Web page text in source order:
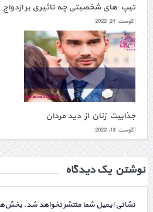
تیپ های شخصیتی چه تاثیری بر ازدواج
آگوست 21, 2022
جذابیت زنان از دید مردان
آگوست 13, 2022
نوشتن یک دیدگاه
نشانی ایمیل شما منتشر نخواهد شد.